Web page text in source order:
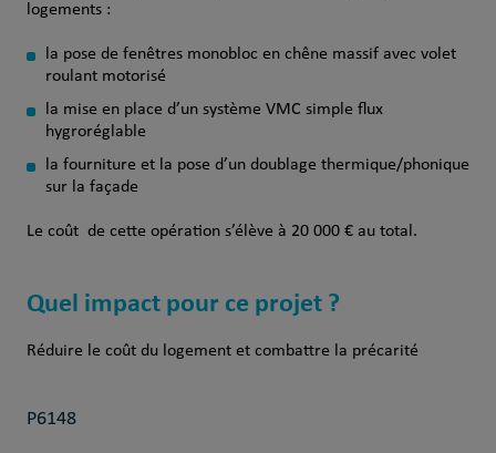
logements :
la pose de fenêtres monobloc en chêne massif avec volet
roulant motorisé
la mise en place d’un système VMC simple flux
hygroréglable
la fourniture et la pose d’un doublage thermique/phonique
sur la façade
Le coût de cette opération s’élève à 20 000 € au total.
Quel impact pour ce projet ?
Réduire le coût du logement et combattre la précarité
P6148